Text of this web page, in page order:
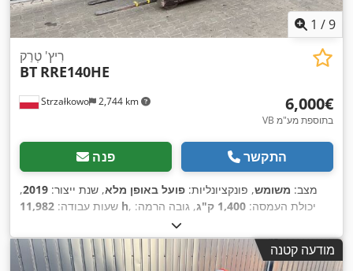
1 /9
Strzałkowo 2,744 km
רִיץ' טְרַק
BT RRE140HE
‏6,000 ‏€
VB בתוספת מע"מ
פנה התקשר
מצב: משומש, פונקציונליות: פועל באופן מלא, שנת ייצור: 2019
,
שעות עבודה: 11,982 h , יכולת העמסה: 1,400 ק"ג
, גובה הרמה:
2,737 מ"מ
בנייה:3,221 מ"מ , סוג הנעה:Elektro,
מודעה קטנה